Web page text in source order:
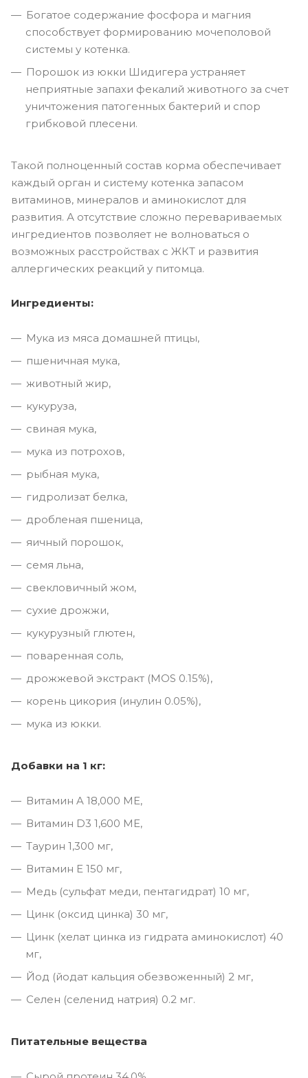
Богатое содержание фосфора и магния
способствует формированию мочеполовой
системы у котенка.
Порошок из юкки Шидигера устраняет
неприятные запахи фекалий животного за счет
уничтожения патогенных бактерий и спор
грибковой плесени.
Такой полноценный состав корма обеспечивает
каждый орган и систему котенка запасом
витаминов, минералов и аминокислот для
развития. А отсутствие сложно перевариваемых
ингредиентов позволяет не волноваться о
возможных расстройствах с ЖКТ и развития
аллергических реакций у питомца.
Ингредиенты:
Мука из мяса домашней птицы,
пшеничная мука,
животный жир,
кукуруза,
cвиная мука,
мука из потрохов,
pыбная мука,
гидролизат белка,
дробленая пшеница,
яичный порошок,
cемя льна,
свекловичный жом,
сухие дрожжи,
кукурузный глютен,
поваренная соль,
дрожжевой экстракт (МОS 0.15%),
корень цикория (инулин 0.05%),
мука из юкки.
Добавки на 1 кг:
Витамин A 18,000 ME,
Витамин D3 1,600 ME,
Таурин 1,300 мг,
Витамин E 150 мг,
Медь (сульфат меди, пентагидрат) 10 мг,
Цинк (оксид цинка) 30 мг,
Цинк (хелат цинка из гидрата аминокислот) 40
мг,
Йод (йодат кальция обезвоженный) 2 мг,
Селен (селенид натрия) 0.2 мг.
Питательные вещества